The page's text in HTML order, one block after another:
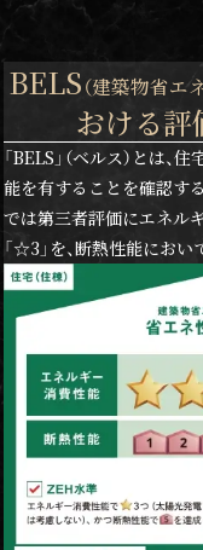
BELS（建築物省エ
おける
「BELS」（ベルス）とは
能を有することを確認す
では第三者評価にエネル
「☆3」を、断熱性能におい